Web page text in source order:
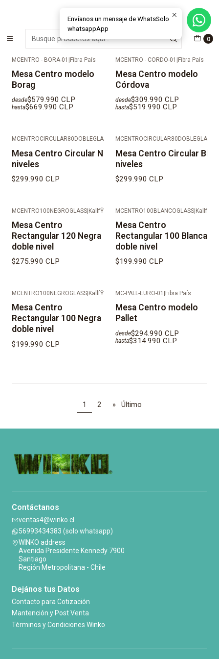
0
MÁS DE 15 AÑOS FABRICANDO E INSTALANDO SOLUCIONES DE
CRISTAL Y VENTANAS
Inicio Muebles & Deco
MCENTRO - BORA-01 Fibra País
Mesa Centro modelo
Borag
desde$579.990 CLP
hasta$669.990 CLP
MCENTRO - CORDO-01 Fibra País
Mesa Centro modelo
Córdova
desde$309.990 CLP
hasta$519.990 CLP
MCENTROCIRCULAR80DOBLEGLASSNEGRA|KallfŸ
Mesa Centro Circular Negra dos
niveles
$299.990 CLP
Mesa Centro Circular
niveles
$299.990 CLP
MCENTRO100NEGROGLASS|KallfŸ
Mesa Centro
Rectangular 120 Negra
doble nivel
$275.990 CLP
MCENTRO100BLANCOGLASS|KallfŸ
Mesa Centro
Rectangular 100 Blanca
doble nivel
$199.990 CLP
MCENTRO100NEGROGLASS KallfŸ
Mesa Centro
Rectangular 100 Negra
doble nivel
$199.990 CLP
MC-PALL-EURO-01 Fibra País
Mesa Centro modelo
Pallet
desde$294.990 CLP
hasta$314.990 CLP
1 2 » Último
Contáctanos
ventas4@winko.cl
56993434383 (solo whatsapp)
WINKO address
Avenida Presidente Kennedy 7900
Santiago
Región Metropolitana - Chile
Dejános tus Datos
Contacto para Cotización
Mantención y Post Venta
Términos y Condiciones Winko
Envíanos un mensaje de WhatsSolo
whatsappApp